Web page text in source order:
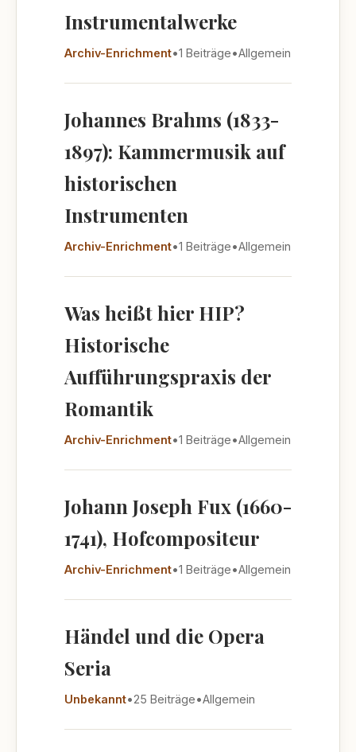
Instrumentalwerke
Archiv-Enrichment•1 Beiträge•Allgemein
Johannes Brahms (1833-
1897): Kammermusik auf
historischen
Instrumenten
Archiv-Enrichment•1 Beiträge•Allgemein
Was heißt hier HIP?
Historische
Aufführungspraxis der
Romantik
Archiv-Enrichment•1 Beiträge•Allgemein
Johann Joseph Fux (1660-
1741), Hofcompositeur
Archiv-Enrichment•1 Beiträge•Allgemein
Händel und die Opera
Seria
Unbekannt•25 Beiträge•Allgemein